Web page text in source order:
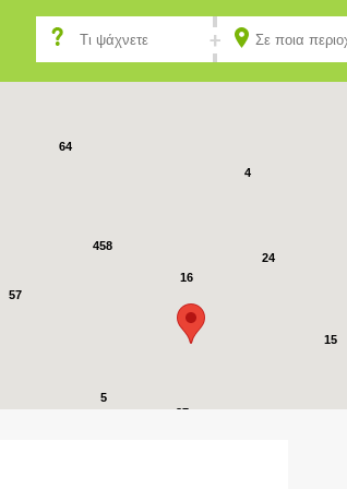
458
37
15
57
64
16
24
5
4